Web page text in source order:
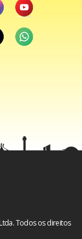
Todos os direitos